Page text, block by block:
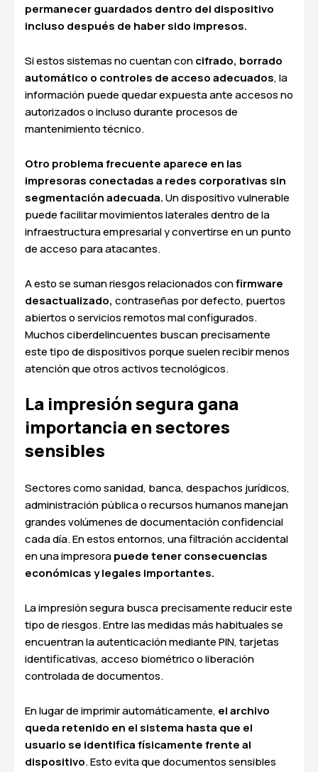
permanecer guardados dentro del dispositivo
incluso después de haber sido impresos.
Si estos sistemas no cuentan concifrado, borrado
automático o controles de acceso adecuados, la
información puede quedar expuesta ante accesos no
autorizados o incluso durante procesos de
mantenimiento técnico.
Otro problema frecuente aparece en las
impresoras conectadas a redes corporativas sin
segmentación adecuada.Un dispositivo vulnerable
puede facilitar movimientos laterales dentro de la
infraestructura empresarial y convertirse en un punto
de acceso para atacantes.
A esto se suman riesgos relacionados confirmware
desactualizado, contraseñas por defecto, puertos
abiertos o servicios remotos mal configurados.
Muchos ciberdelincuentes buscan precisamente
este tipo de dispositivos porque suelen recibir menos
atención que otros activos tecnológicos.
La impresión segura gana
importancia en sectores
sensibles
Sectores como sanidad, banca, despachos jurídicos,
administración pública o recursos humanos manejan
grandes volúmenes de documentación confidencial
cada día. En estos entornos, una filtración accidental
en una impresorapuede tener consecuencias
económicas y legales importantes.
La impresión segura busca precisamente reducir este
tipo de riesgos. Entre las medidas más habituales se
encuentran la autenticación mediante PIN, tarjetas
identificativas, acceso biométrico o liberación
controlada de documentos.
En lugar de imprimir automáticamente, el archivo
queda retenido en el sistema hasta que el
usuario se identifica físicamente frente al
dispositivo. Esto evita que documentos sensibles